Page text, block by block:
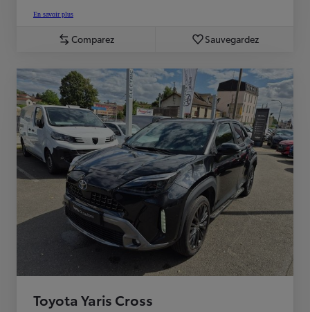
En savoir plus
Comparez Sauvegardez
Toyota Yaris Cross